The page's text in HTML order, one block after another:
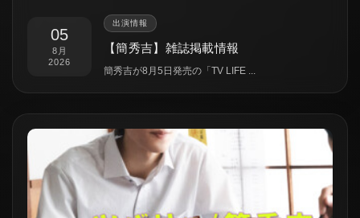
05
8月
2026
出演情報
【簡秀吉】雑誌掲載情報
簡秀吉が8月5日発売の「TV LIFE ...